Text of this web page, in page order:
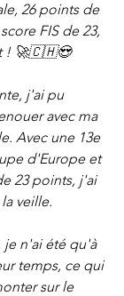
26 points de
FIS de 23,
! 🚀🇨🇭😍
j'ai pu
avec ma
Avec une 13e
d'Europe et
23 points, j'ai
veille.
je n'ai été qu'à
temps, ce qui
sur le